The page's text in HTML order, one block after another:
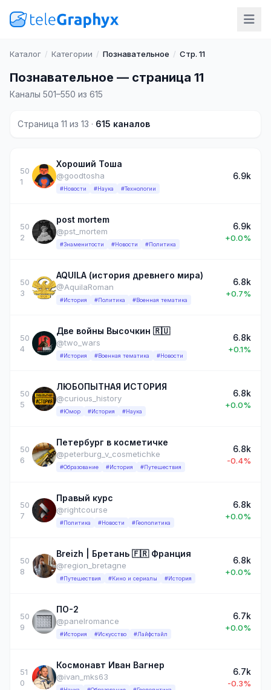
Каталог / Категории / Познавательное / Стр. 11
Познавательное — страница 11
Каналы 501–550 из 615
Страница 11 из 13 · 615 каналов
50
1
Хороший Тоша
@goodtosha
#Новости #Наука #Технологии
6.9k
50
2
post mortem
@pst_mortem
#Знаменитости #Новости #Политика
6.9k
+0.0%
50
3
AQUILA (история древнего мира)
@AquilaRoman
#История #Политика #Военная тематика
6.8k
+0.7%
50
4
Две войны Высочкин 🇷🇺
@two_wars
#История #Военная тематика #Новости
6.8k
+0.1%
50
5
ЛЮБОПЫТНАЯ ИСТОРИЯ
@curious_history
#Юмор #История #Наука
6.8k
+0.0%
50
6
Петербург в косметичке
@peterburg_v_cosmetichke
#Образование #История #Путешествия
6.8k
-0.4%
50
7
Правый курс
@rightcourse
#Политика #Новости #Геополитика
6.8k
+0.0%
50
8
Breizh | Бретань 🇫🇷 Франция
@region_bretagne
#Путешествия #Кино и сериалы #История
6.8k
+0.0%
50
9
ПО-2
@panelromance
#История #Искусство #Лайфстайл
6.7k
+0.0%
51
0
Космонавт Иван Вагнер
@ivan_mks63
6.7k
-0.3%